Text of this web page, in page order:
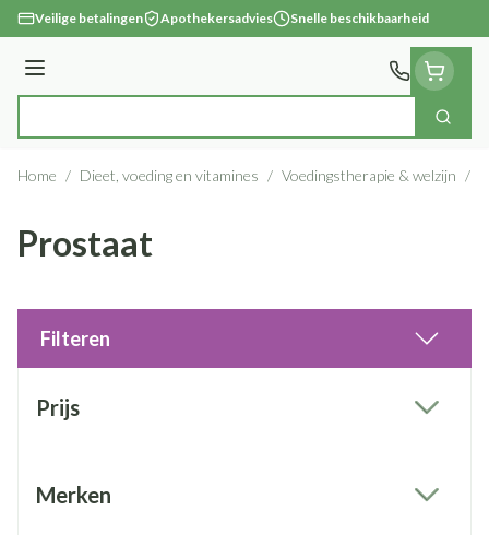
Ga naar de inhoud
Veilige betalingen Apothekersadvies Snelle beschikbaarheid
Menu
Zoek
Home / Dieet, voeding en vitamines / Voedingstherapie & welzijn /
Prostaat
Filteren
Prijs
Merken